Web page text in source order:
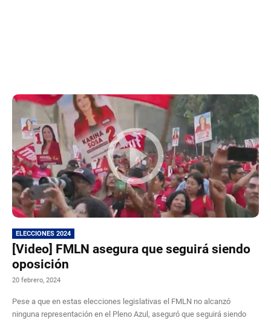
ELECCIONES 2024
[Video] FMLN asegura que seguirá siendo
oposición
20 febrero, 2024
Pese a que en estas elecciones legislativas el FMLN no alcanzó
ninguna representación en el Pleno Azul, aseguró que seguirá siendo